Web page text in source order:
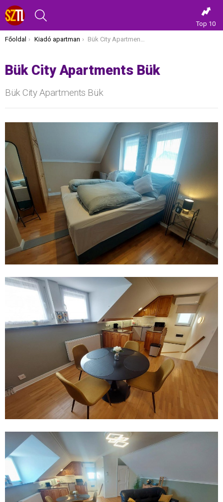
Top 10
Itt vagy most:
Főoldal Kiadó apartman Bük City Apartments Bük
Bük City Apartments Bük
Bük City Apartments Bük